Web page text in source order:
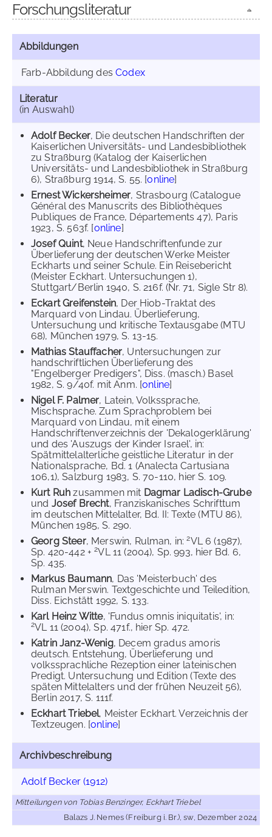
Forschungsliteratur
Abbildungen
Farb-Abbildung desCodex
Literatur
(in Auswahl)
Adolf Becker, Die deutschen Handschriften der
Kaiserlichen Universitäts- und Landesbibliothek
zu Straßburg (Katalog der Kaiserlichen
Universitäts- und Landesbibliothek in Straßburg
6), Straßburg 1914, S. 55. [online]
Ernest Wickersheimer, Strasbourg (Catalogue
Général des Manuscrits des Bibliothèques
Publiques de France, Départements 47), Paris
1923, S. 563f. [online]
Josef Quint, Neue Handschriftenfunde zur
Überlieferung der deutschen Werke Meister
Eckharts und seiner Schule. Ein Reisebericht
(Meister Eckhart. Untersuchungen 1),
Stuttgart/Berlin 1940, S. 216f. (Nr. 71, Sigle Str 8).
Eckart Greifenstein, Der Hiob-Traktat des
Marquard von Lindau. Überlieferung,
Untersuchung und kritische Textausgabe (MTU
68), München 1979, S. 13-15.
Mathias Stauffacher, Untersuchungen zur
handschriftlichen Überlieferung des
"Engelberger Predigers", Diss. (masch.) Basel
1982, S. 9/40f. mit Anm. [online]
Nigel F. Palmer, Latein, Volkssprache,
Mischsprache. Zum Sprachproblem bei
Marquard von Lindau, mit einem
Handschriftenverzeichnis der 'Dekalogerklärung'
und des 'Auszugs der Kinder Israel', in:
Spätmittelalterliche geistliche Literatur in der
Nationalsprache, Bd. 1 (Analecta Cartusiana
106,1), Salzburg 1983, S. 70-110, hier S. 109.
Kurt Ruh zusammen mit Dagmar Ladisch-Grube
und Josef Brecht, Franziskanisches Schrifttum
im deutschen Mittelalter, Bd. II: Texte (MTU 86),
München 1985, S. 290.
Georg Steer, Merswin, Rulman, in:2VL 6 (1987),
Sp. 420-442 +2VL 11 (2004), Sp. 993, hier Bd. 6,
Sp. 435.
Markus Baumann, Das 'Meisterbuch' des
Rulman Merswin. Textgeschichte und Teiledition,
Diss. Eichstätt 1992, S. 133.
Karl Heinz Witte, 'Fundus omnis iniquitatis', in:
2VL 11 (2004), Sp. 471f., hier Sp. 472.
Katrin Janz-Wenig, Decem gradus amoris
deutsch. Entstehung, Überlieferung und
volkssprachliche Rezeption einer lateinischen
Predigt. Untersuchung und Edition (Texte des
späten Mittelalters und der frühen Neuzeit 56),
Berlin 2017, S. 111f.
Eckhart Triebel, Meister Eckhart. Verzeichnis der
Textzeugen. [online]
Archivbeschreibung
Adolf Becker (1912)
Mitteilungen von Tobias Benzinger, Eckhart Triebel
Balazs J. Nemes (Freiburg i. Br.), sw, Dezember 2024